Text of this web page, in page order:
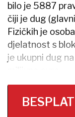
bilo je 5887
čiji je dug
Fizičkih je
djelatnost s
je ukupni dug